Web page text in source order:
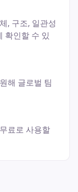
, 구조, 일관성
확인할 수 있
해 글로벌 팀
료로 사용할